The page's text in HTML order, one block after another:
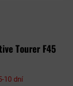
Tourer F45
10 dní